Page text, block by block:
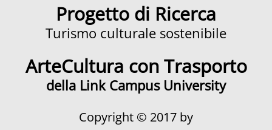
Progetto di Ricerca
Turismo culturale sostenibile
ArteCultura con Trasporto
della Link Campus University
Copyright © 2017 by